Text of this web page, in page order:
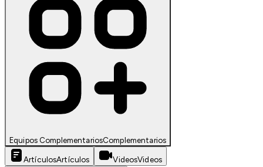
Equipos ComplementariosComplementarios
ArtículosArtículos VideosVideos